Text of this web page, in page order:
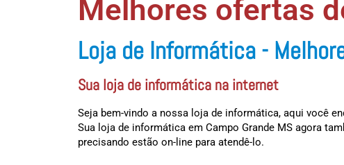
Melhores ofertas
Loja de Informática -
Sua loja de informática na internet
Seja bem-vindo a nossa loja de informática, aqui você
Sua loja de informática em Campo Grande MS agora
precisando estão on-line para atendê-lo.